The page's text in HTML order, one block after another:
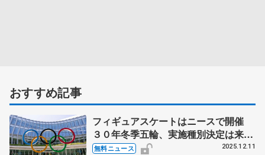
おすすめ記事
フィギュアスケートはニースで開催
３０年冬季五輪、実施種別決定は来年
６月
無料ニュース 2025.12.11